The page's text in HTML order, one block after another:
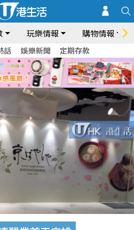
玩樂情報 購物情報
話 娛樂新聞 定期存款